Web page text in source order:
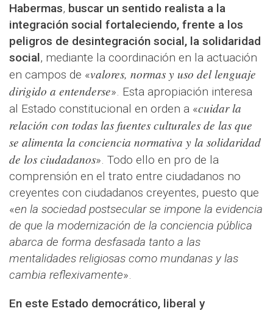
Habermas, buscar un sentido realista a la
integración social fortaleciendo, frente a los
peligros de desintegración social, la solidaridad
social, mediante la coordinación en la actuación
en campos de «valores, normas y uso del lenguaje
dirigido a entenderse». Esta apropiación interesa
al Estado constitucional en orden a «cuidar la
relación con todas las fuentes culturales de las que
se alimenta la conciencia normativa y la solidaridad
de los ciudadanos». Todo ello en pro de la
comprensión en el trato entre ciudadanos no
creyentes con ciudadanos creyentes, puesto que
«en la sociedad postsecular se impone la evidencia
de que la modernización de la conciencia pública
abarca de forma desfasada tanto a las
mentalidades religiosas como mundanas y las
cambia reflexivamente».
En este Estado democrático, liberal y